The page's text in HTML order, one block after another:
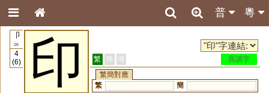
粵
普
卩
26
4
(6)
印 繁 簡 港
異讀字
繁簡對應
繁
簡